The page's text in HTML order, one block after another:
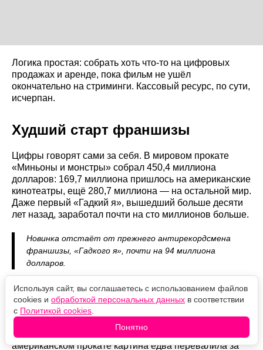
Логика простая: собрать хоть что-то на цифровых
продажах и аренде, пока фильм не ушёл
окончательно на стриминги. Кассовый ресурс, по сути,
исчерпан.
Худший старт франшизы
Цифры говорят сами за себя. В мировом прокате
«Миньоны и монстры» собрал 450,4 миллиона
долларов: 169,7 миллиона пришлось на американские
кинотеатры, ещё 280,7 миллиона — на остальной мир.
Даже первый «Гадкий я», вышедший больше десяти
лет назад, заработал почти на сто миллионов больше.
Новинка отстаёт от прежнего антирекордсмена
франшизы, «Гадкого я», почти на 94 миллиона
долларов.
Мультфильм так и не набрал обороты. В США он
стартовал 1 июля, собрав 37 миллионов долларов в
4243 кинотеатрах, но ежедневные сборы поползли
вниз практически сразу — даже праздничный всплеск
в честь Дня независимости не помог. За 34 дня в
американском прокате картина едва перевалила за
Используя сайт, вы соглашаетесь с использованием файлов
cookies и обработкой персональных данных в соответствии
с Политикой cookies
Понятно